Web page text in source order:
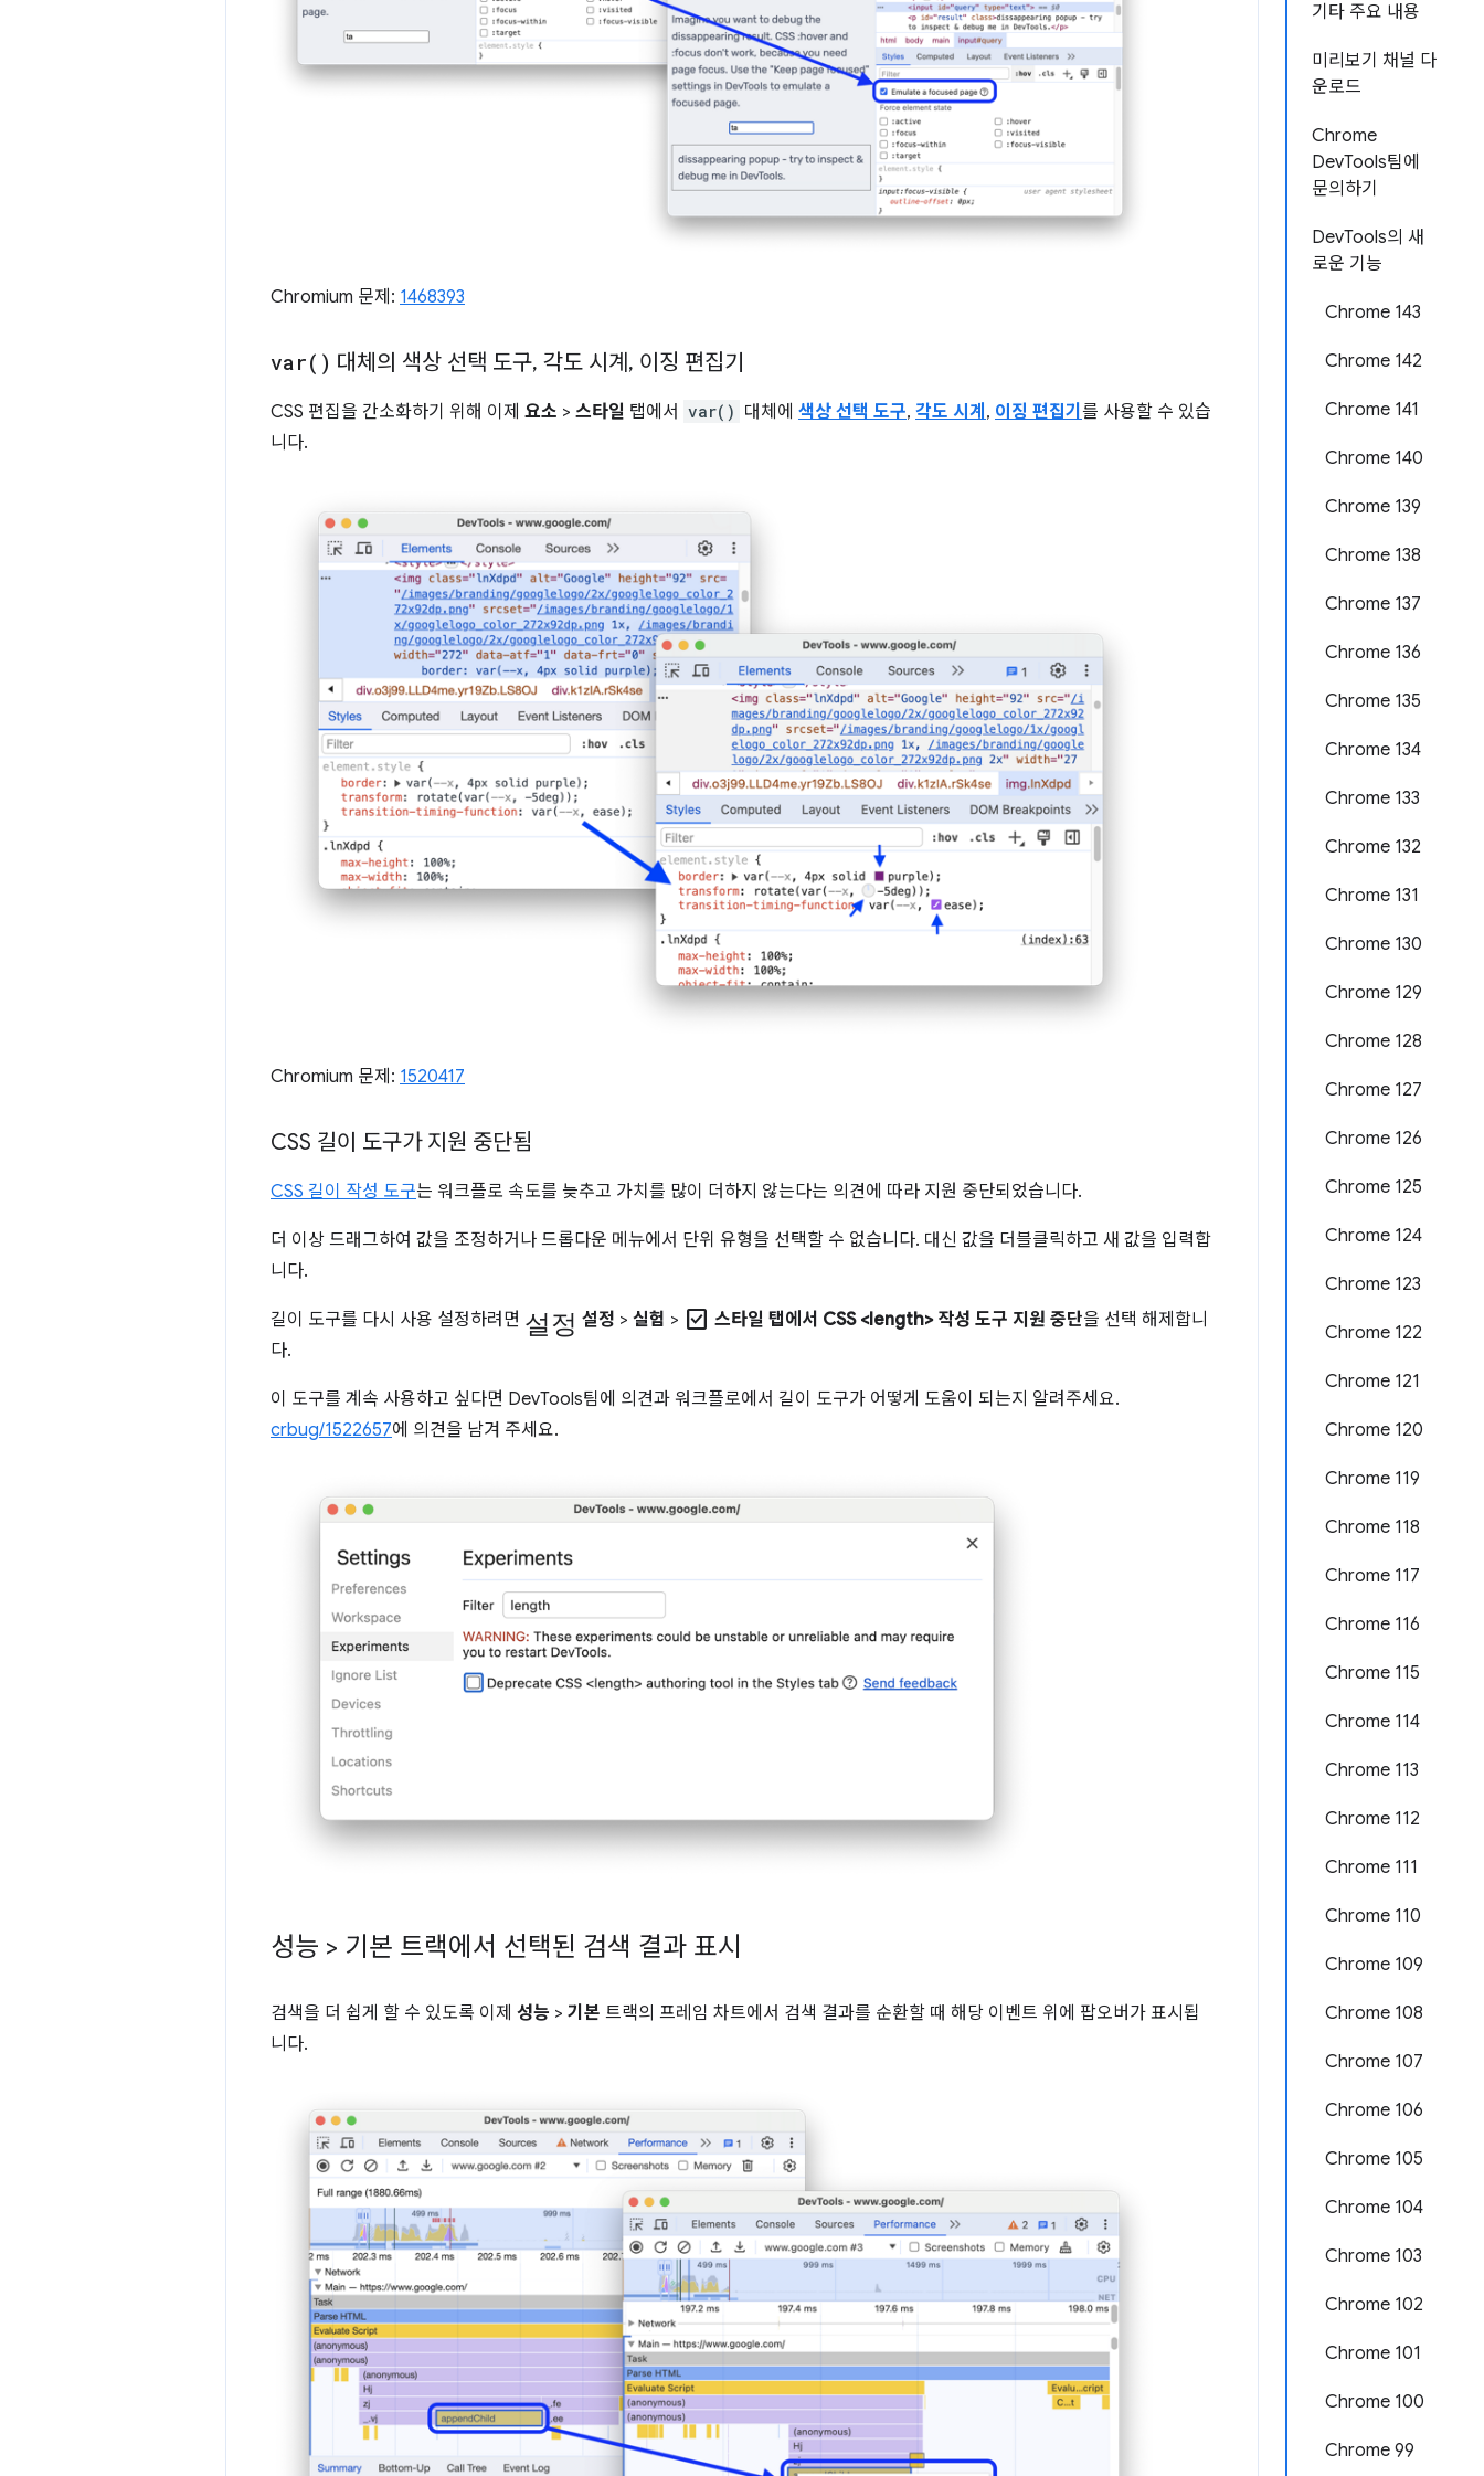
기타 주요 내용
미리보기 채널 다
운로드
Chrome
DevTools팀에
문의하기
DevTools의 새
로운 기능
Chrome 143
Chrome 142
Chrome 141
Chrome 140
Chrome 139
Chrome 138
Chrome 137
Chrome 136
Chrome 135
Chrome 134
Chrome 133
Chrome 132
Chrome 131
Chrome 130
Chrome 129
Chrome 128
Chrome 127
Chrome 126
Chrome 125
Chrome 124
Chrome 123
Chrome 122
Chrome 121
Chrome 120
Chrome 119
Chrome 118
Chrome 117
Chrome 116
Chrome 115
Chrome 114
Chrome 113
Chrome 112
Chrome 111
Chrome 110
Chrome 109
Chrome 108
Chrome 107
Chrome 106
Chrome 105
Chrome 104
Chrome 103
Chrome 102
Chrome 101
Chrome 100
Chrome 99
Chromium 문제: 1468393
var( ) 대체의 색상 선택 도구, 각도 시계 , 이징 편집기
CSS 편집을 간소화하기 위해 이제 요소 > 스타일 탭에서 var() 대체에 색상 선택 도구, 각도 시계 , 이징 편집기 를 사용할 수 있습
니다.
Chromium 문제: 1520417
CSS 길이 도구가 지원 중단됨
CSS 길이 작성 도구는 워크플로 속도를 늦추고 가치를 많이 더하지 않는다는 의견에 따라 지원 중단되었습니다.
더 이상 드래그하여 값을 조정하거나 드롭다운 메뉴에서 단위 유형을 선택할 수 없습니다. 대신 값을 더블클릭하고 새 값을 입력합
니다.
길이 도구를 다시 사용 설정하려면 설정 설정 > 실험 > check_box 스타일 탭에서 CSS <length> 작성 도구 지원 중단을 선택 해제합니
다.
이 도구를 계속 사용하고 싶다면 DevTools팀에 의견과 워크플로에서 길이 도구가 어떻게 도움이 되는지 알려주세요.
crbug/1522657에 의견을 남겨 주세요.
성능 > 기본 트랙에서 선택된 검색 결과 표시
검색을 더 쉽게 할 수 있도록 이제 성능 > 기본 트랙의 프레임 차트에서 검색 결과를 순환할 때 해당 이벤트 위에 팝오버가 표시됩
니다.